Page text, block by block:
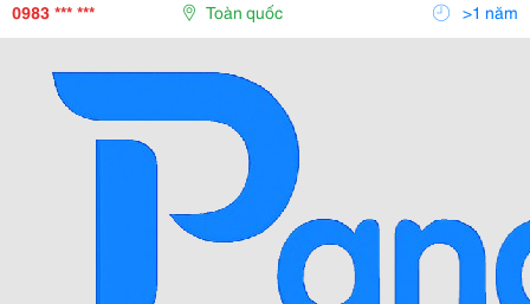
Www.tifaco.com.vn Hotline: 0983.
0983 *** *** Toàn quốc >1 năm